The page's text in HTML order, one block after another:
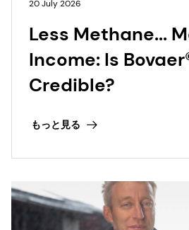
20 July 2026
Less Methane...
Income: Is
Credible?
もっと見る